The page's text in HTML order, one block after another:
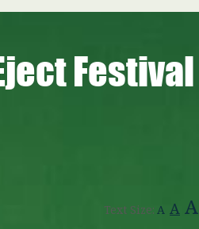
Festival
Text Size: A A A